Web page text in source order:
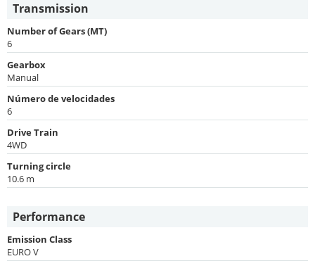
Transmission
Number of Gears (MT)
6
Gearbox
Manual
Número de velocidades
6
Drive Train
4WD
Turning circle
10.6 m
Performance
Emission Class
EURO V